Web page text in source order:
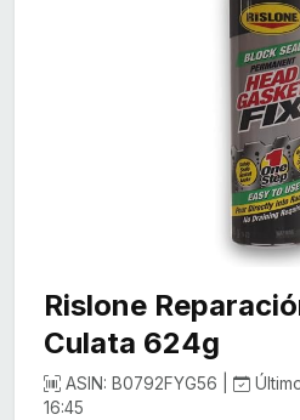
Rislone
Culata 624g
ASIN: B0792FYG56 |
16:45